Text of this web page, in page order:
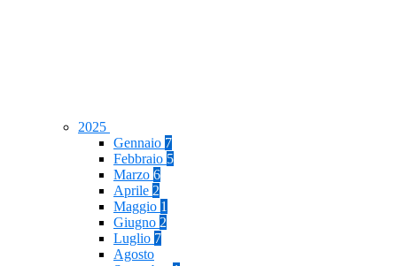
2025
Gennaio 7
Febbraio 5
Marzo 6
Aprile 2
Maggio 1
Giugno 2
Luglio 7
Agosto